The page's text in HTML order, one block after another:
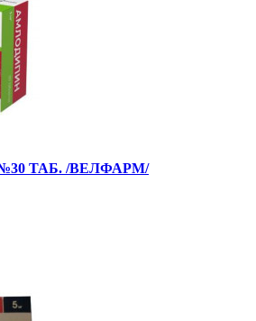
ТАБ. /ВЕЛФАРМ/